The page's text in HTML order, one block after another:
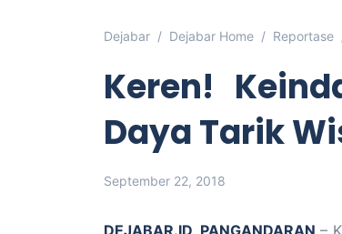
Dejabar Dejabar Home Reportase
Keren!
Daya Tarik
September 22, 2018
DEJABAR.ID, PANGANDARAN –